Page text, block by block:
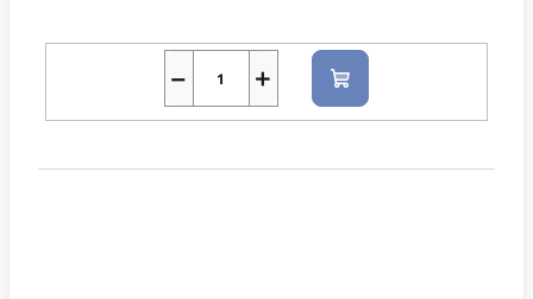
+
− Do
košíku